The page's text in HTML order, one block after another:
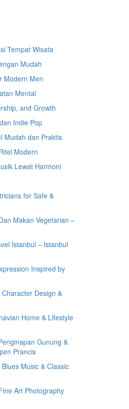
Tempat Wisata
Mudah
Modern Men
Mental
and Growth
Indie Pop
Mudah dan Praktis
Modern
Lewat Harmoni
for Safe &
Makan Vegetarian –
Istanbul – Istanbul
Inspired by
Design &
Home & Lifestyle
Gunung &
Prancis
Music & Classic
Art Photography